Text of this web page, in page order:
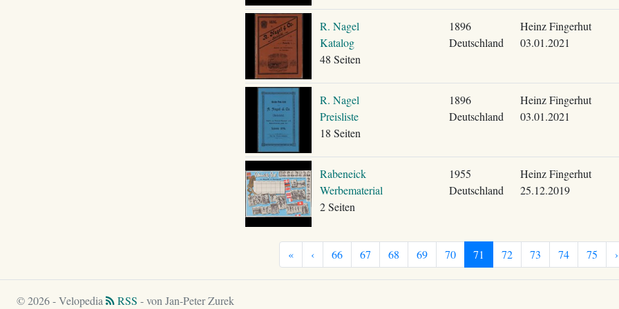
R. Nagel
Katalog
48 Seiten
1896
Deutschland
Heinz Fingerhut
03.01.2021
R. Nagel
Preisliste
18 Seiten
1896
Deutschland
Heinz Fingerhut
03.01.2021
Rabeneick
Werbematerial
2 Seiten
1955
Deutschland
Heinz Fingerhut
25.12.2019
« ‹ 66 67 68 69 70 71 72 73 74 75 ›
© 2026 - Velopedia RSS - von Jan-Peter Zurek